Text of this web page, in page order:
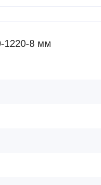
1220-8 мм